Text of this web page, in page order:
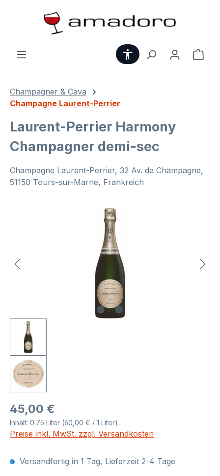
Zum Hauptinhalt springen
Werkzeugleiste
Champagner & Cava
Champagne Laurent-Perrier
Laurent-Perrier Harmony
Champagner demi-sec
Champagne Laurent-Perrier, 32 Av. de Champagne,
51150 Tours-sur-Marne, Frankreich
Bildergalerie überspringen
Regulärer Preis:
45,00 €
Inhalt: 0.75 Liter (60,00 € / 1 Liter)
Preise inkl. MwSt. zzgl. Versandkosten
Versandfertig in 1 Tag, Lieferzeit 2-4 Tage